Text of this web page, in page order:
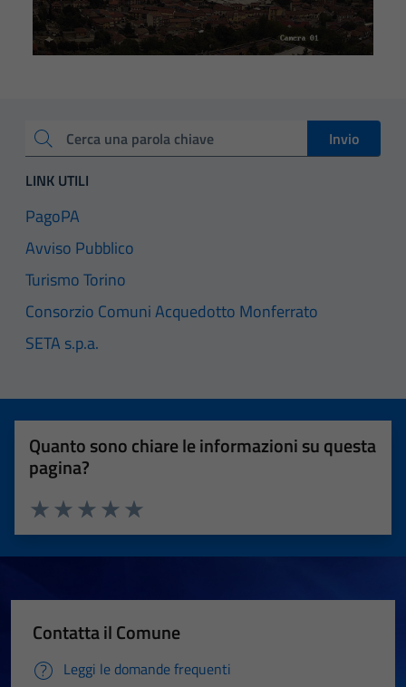
Cerca una parola chiave
Invio
LINK UTILI
PagoPA
Avviso Pubblico
Turismo Torino
Consorzio Comuni Acquedotto Monferrato
SETA s.p.a.
Quanto sono chiare le informazioni su questa
pagina?
Valuta 5 stelle su 5
Valuta 4 stelle su 5
Valuta 3 stelle su 5
Valuta 2 stelle su 5
Valuta 1 stelle su 5
Contatta il Comune
Leggi le domande frequenti